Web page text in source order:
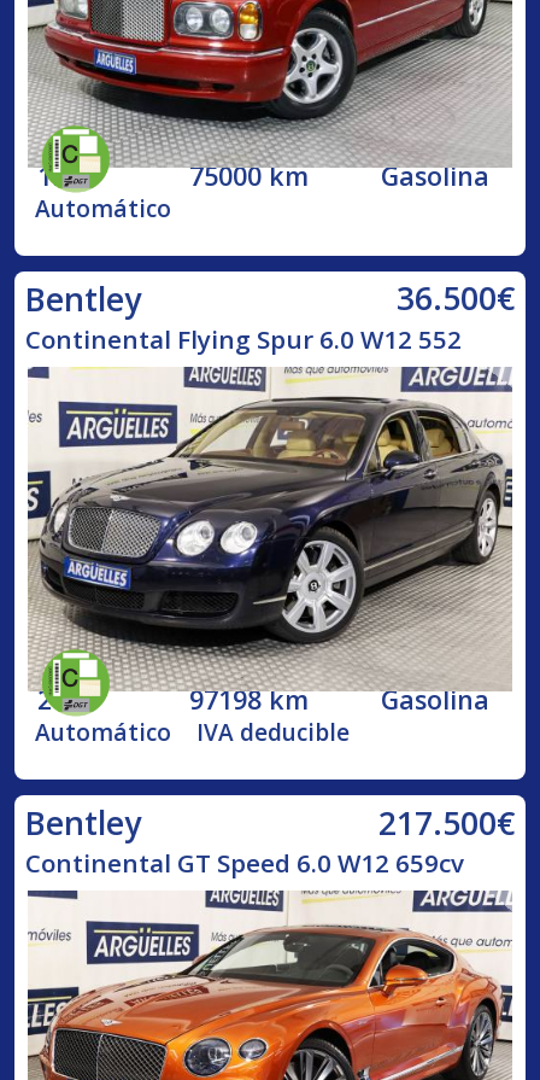
1998 75000 km Gasolina
Automático
Bentley 36.500€
Continental Flying Spur 6.0 W12 552
2005 97198 km Gasolina
Automático IVA deducible
Bentley 217.500€
Continental GT Speed 6.0 W12 659cv